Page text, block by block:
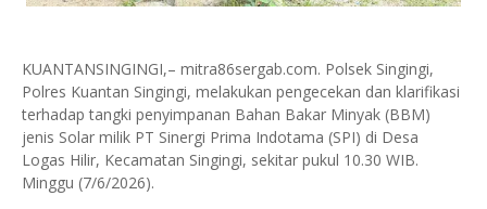
KUANTANSINGINGI,– mitra86sergab.com. Polsek Singingi,
Polres Kuantan Singingi, melakukan pengecekan dan klarifikasi
terhadap tangki penyimpanan Bahan Bakar Minyak (BBM)
jenis Solar milik PT Sinergi Prima Indotama (SPI) di Desa
Logas Hilir, Kecamatan Singingi, sekitar pukul 10.30 WIB.
Minggu (7/6/2026).